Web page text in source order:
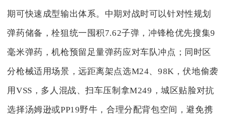
期可快速成型输出体系。中期对战时可以针对性规划
弹药储备，栓狙统一囤积7.62子弹，冲锋枪优先搜集9
毫米弹药，机枪预留足量弹药应对车队冲点；同时区
分枪械适用场景，远距离架点选M24、98K，伏地偷袭
用VSS，多人混战、扫车压制拿M249，城区贴脸对抗
选择汤姆逊或PP19野牛，合理分配背包空间，避免携